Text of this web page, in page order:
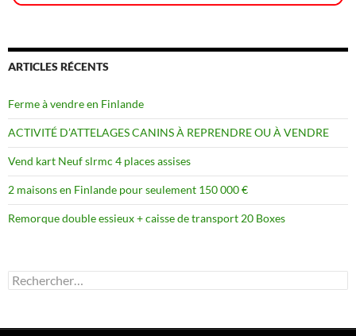
ARTICLES RÉCENTS
Ferme à vendre en Finlande
ACTIVITÉ D’ATTELAGES CANINS À REPRENDRE OU À VENDRE
Vend kart Neuf slrmc 4 places assises
2 maisons en Finlande pour seulement 150 000 €
Remorque double essieux + caisse de transport 20 Boxes
Rechercher :